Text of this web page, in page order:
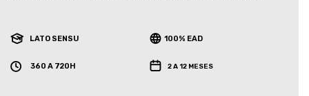
LATO SENSU 100% EAD
360 A 720H 2 A 12 MESES